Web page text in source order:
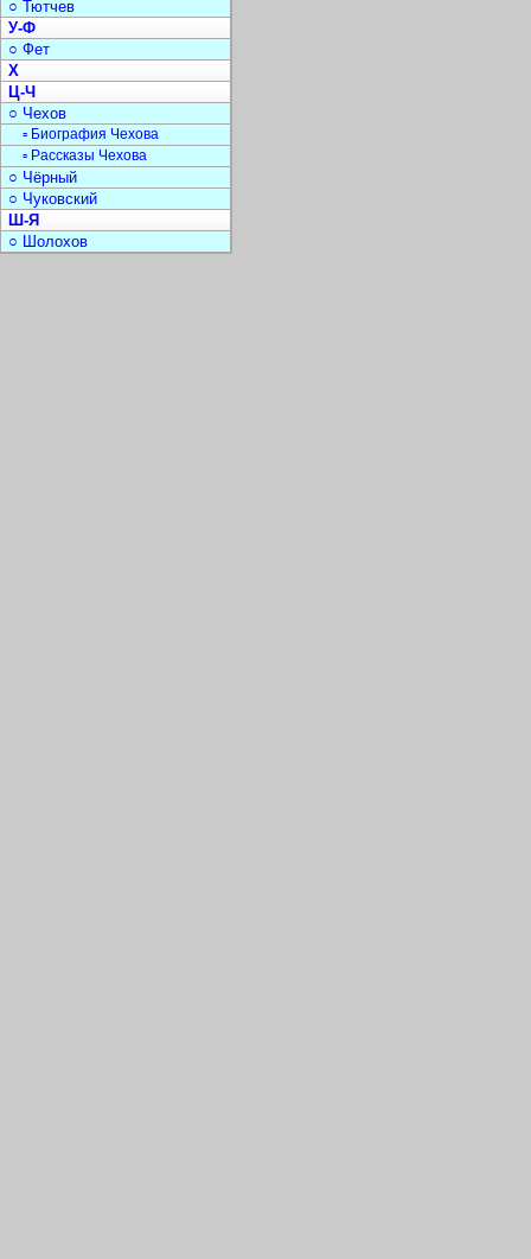
○ Тютчев
У-Ф
○ Фет
Х
Ц-Ч
○ Чехов
▫ Биография Чехова
▫ Рассказы Чехова
○ Чёрный
○ Чуковский
Ш-Я
○ Шолохов